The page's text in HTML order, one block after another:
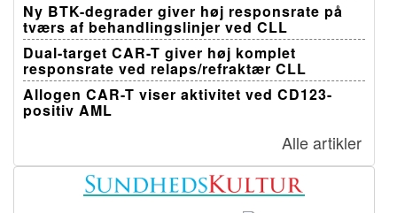
Ny BTK-degrader giver høj responsrate på
tværs af behandlingslinjer ved CLL
Dual-target CAR-T giver høj komplet
responsrate ved relaps/refraktær CLL
Allogen CAR-T viser aktivitet ved CD123-
positiv AML
Alle artikler